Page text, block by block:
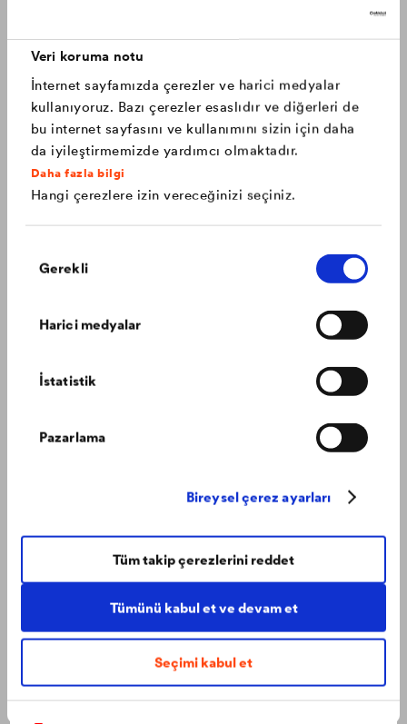
Veri koruma notu
İnternet sayfamızda çerezler ve harici medyalar
kullanıyoruz. Bazı çerezler esaslıdır ve diğerleri de
bu internet sayfasını ve kullanımını sizin için daha
da iyileştirmemizde yardımcı olmaktadır.
Daha fazla bilgi
Hangi çerezlere izin vereceğinizi seçiniz.
Seçimi
Gerekli
Harici medyalar
İstatistik
Pazarlama
Bireysel çerez ayarları
Tümünü kabul et ve devam et
Seçimi kabul et
Tüm takip çerezlerini reddet
China chinese
Czech Republic čeština
Deutschland deutsch
France
Hungary
International
Italy
nederlands
polski
русский
slovenčina
Cephede uzun ömürlü canlı renkler
Renkli cephelerin erken solmasının nasıl önleneceğini
Su: baskıcı bir sorun